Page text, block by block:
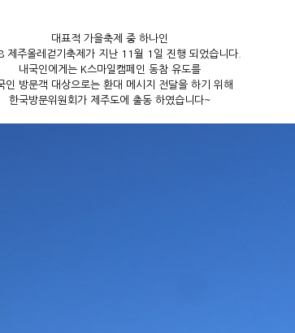
대표적 가을축제 중 하나인
제주올레걷기축제가 지난 11월 1일 진행 되었습니다.
내국인에게는 K스마일캠페인 동참 유도를
인 방문객 대상으로는 환대 메시지 전달을 하기 위해
한국방문위원회가 제주도에 출동 하였습니다~